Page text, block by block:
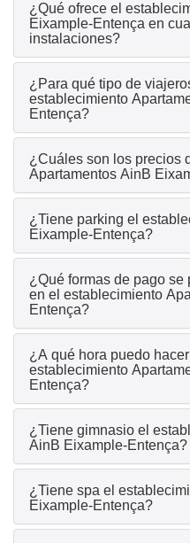
¿Qué ofrece el
Eixample-Entença en
instalaciones?
¿Para qué tipo de
establecimiento
Entença?
¿Cuáles son los precios
Apartamentos AinB
¿Tiene parking el
Eixample-Entença?
¿Qué formas de pago
en el establecimiento
Entença?
¿A qué hora puedo
establecimiento
Entença?
¿Tiene gimnasio el
AinB Eixample-Entença?
¿Tiene spa el
Eixample-Entença?